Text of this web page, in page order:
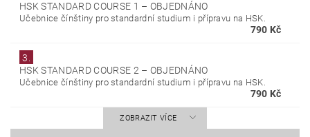
HSK STANDARD COURSE 1 – OBJEDNÁNO
Učebnice čínštiny pro standardní studium i přípravu na HSK.
790 Kč
3.
HSK STANDARD COURSE 2 – OBJEDNÁNO
Učebnice čínštiny pro standardní studium i přípravu na HSK.
790 Kč
ZOBRAZIT VÍCE